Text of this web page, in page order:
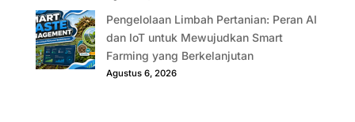
Pengelolaan Limbah Pertanian: Peran AI
dan IoT untuk Mewujudkan Smart
Farming yang Berkelanjutan
Agustus 6, 2026